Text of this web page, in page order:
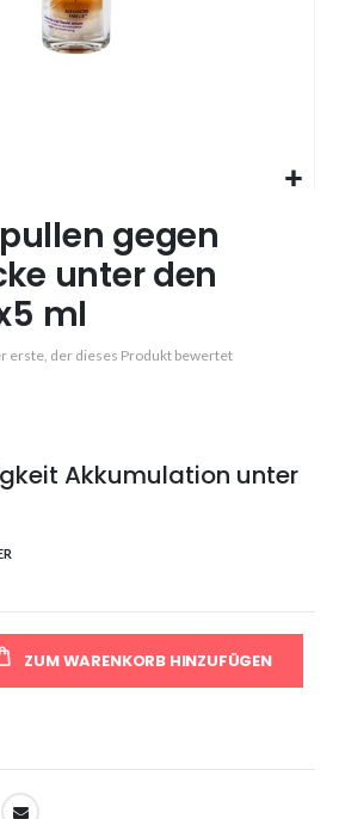
gegen
unter den
ml
erste, der dieses Produkt bewertet
Akkumulation unter
ZUM WARENKORB HINZUFÜGEN